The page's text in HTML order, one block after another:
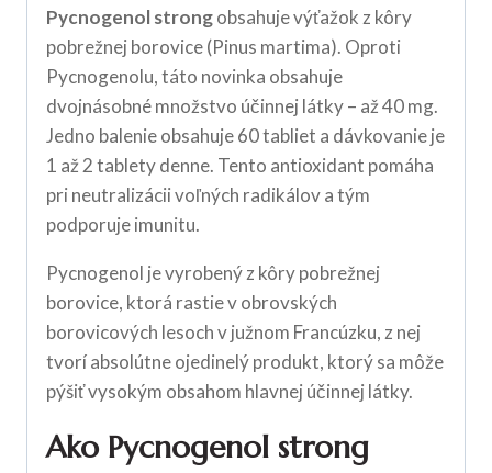
Pycnogenol strongobsahuje výťažok z kôry
pobrežnej borovice (Pinus martima). Oproti
Pycnogenolu, táto novinka obsahuje
dvojnásobné množstvo účinnej látky – až 40 mg.
Jedno balenie obsahuje 60 tabliet a dávkovanie je
1 až 2 tablety denne. Tento antioxidant pomáha
pri neutralizácii voľných radikálov a tým
podporuje imunitu.
Pycnogenol je vyrobený z kôry pobrežnej
borovice, ktorá rastie v obrovských
borovicových lesoch v južnom Francúzku, z nej
tvorí absolútne ojedinelý produkt, ktorý sa môže
pýšiť vysokým obsahom hlavnej účinnej látky.
Ako Pycnogenol strong